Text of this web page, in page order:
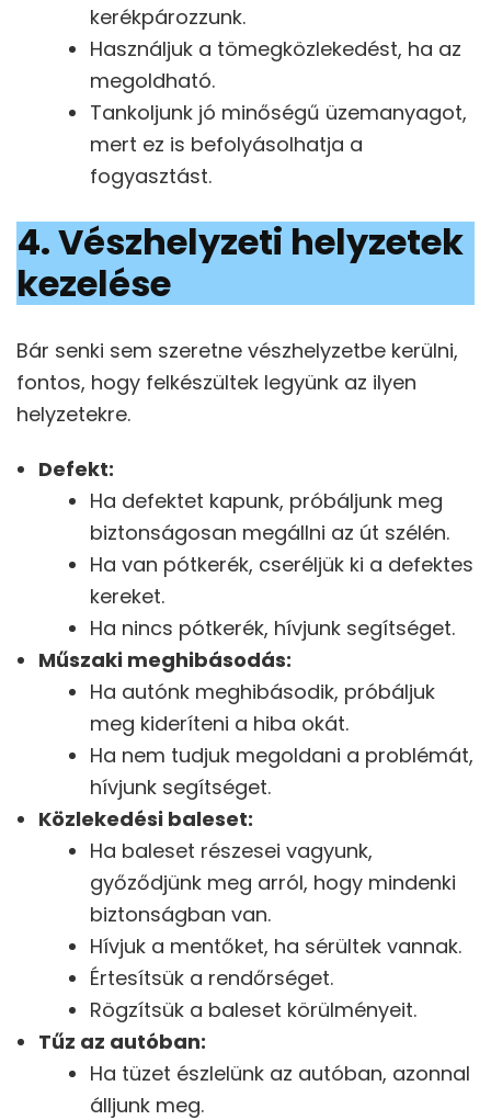
kerékpározzunk.
Használjuk a tömegközlekedést, ha az
megoldható.
Tankoljunk jó minőségű üzemanyagot,
mert ez is befolyásolhatja a
fogyasztást.
4. Vészhelyzeti helyzetek
kezelése
Bár senki sem szeretne vészhelyzetbe kerülni,
fontos, hogy felkészültek legyünk az ilyen
helyzetekre.
Defekt:
Ha defektet kapunk, próbáljunk meg
biztonságosan megállni az út szélén.
Ha van pótkerék, cseréljük ki a defektes
kereket.
Ha nincs pótkerék, hívjunk segítséget.
Műszaki meghibásodás:
Ha autónk meghibásodik, próbáljuk
meg kideríteni a hiba okát.
Ha nem tudjuk megoldani a problémát,
hívjunk segítséget.
Közlekedési baleset:
Ha baleset részesei vagyunk,
győződjünk meg arról, hogy mindenki
biztonságban van.
Hívjuk a mentőket, ha sérültek vannak.
Értesítsük a rendőrséget.
Rögzítsük a baleset körülményeit.
Tűz az autóban:
Ha tüzet észlelünk az autóban, azonnal
álljunk meg.